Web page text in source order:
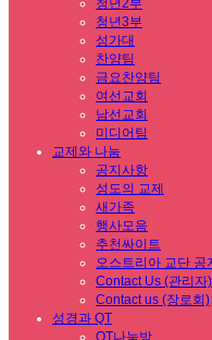
청년2부
청년3부
성가대
찬양팀
금요찬양팀
여선교회
남선교회
미디어팀
교제와 나눔
공지사항
성도의 교제
새가족
행사모음
추천싸이트
오스트리아 교단 공
Contact Us (관리자)
Contact us (장로회)
성경과 QT
QT나눔방